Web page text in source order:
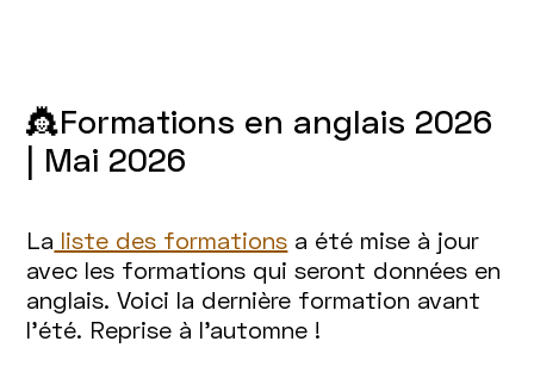
👸Formations en anglais 2026
| Mai 2026
La liste des formations a été mise à jour
avec les formations qui seront données en
anglais. Voici la dernière formation avant
l’été. Reprise à l’automne !